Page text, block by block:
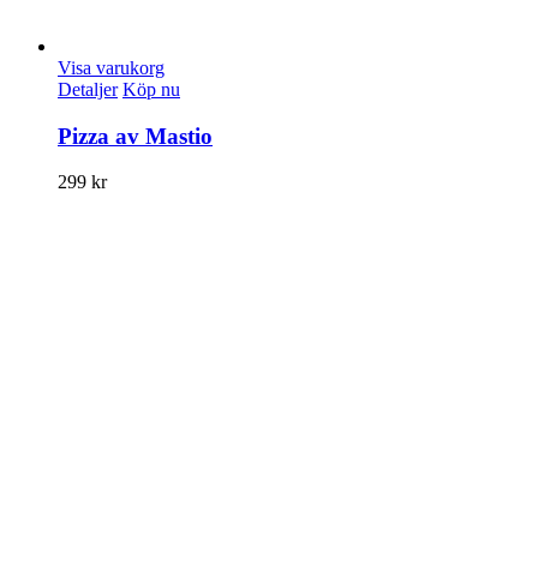
Visa varukorg
Detaljer Köp nu
Pizza av Mastio
299 kr